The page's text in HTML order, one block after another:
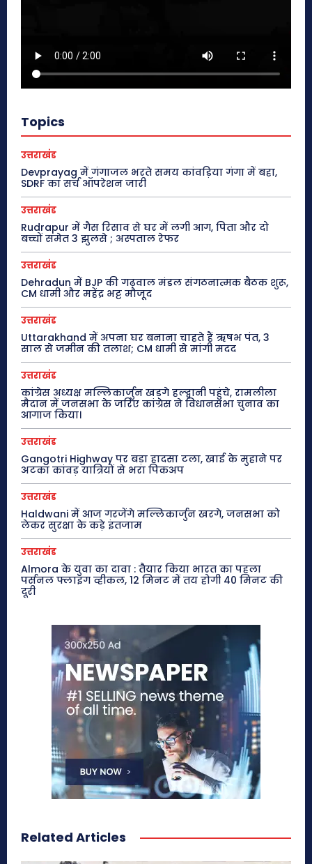
Topics
उत्तराखंड
Devprayag में गंगाजल भरते समय कांवड़िया गंगा में बहा,
SDRF का सर्च ऑपरेशन जारी
उत्तराखंड
Rudrapur में गैस रिसाव से घर में लगी आग, पिता और दो
बच्चों समेत 3 झुलसे ; अस्पताल रेफर
उत्तराखंड
Dehradun में BJP की गढ़वाल मंडल संगठनात्मक बैठक शुरू,
CM धामी और महेंद्र भट्ट मौजूद
उत्तराखंड
Uttarakhand में अपना घर बनाना चाहते हैं ऋषभ पंत, 3
साल से जमीन की तलाश; CM धामी से मांगी मदद
उत्तराखंड
कांग्रेस अध्यक्ष मल्लिकार्जुन खड़गे हल्द्वानी पहुंचे, रामलीला
मैदान में जनसभा के जरिए कांग्रेस ने विधानसभा चुनाव का
आगाज किया।
उत्तराखंड
Gangotri Highway पर बड़ा हादसा टला, खाई के मुहाने पर
अटका कांवड़ यात्रियों से भरा पिकअप
उत्तराखंड
Haldwani में आज गरजेंगे मल्लिकार्जुन खरगे, जनसभा को
लेकर सुरक्षा के कड़े इंतजाम
उत्तराखंड
Almora के युवा का दावा : तैयार किया भारत का पहला
पर्सनल फ्लाइंग व्हीकल, 12 मिनट में तय होगी 40 मिनट की
दूरी
Related Articles